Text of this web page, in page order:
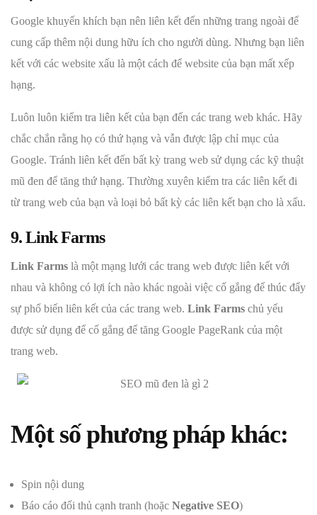
Google khuyến khích bạn nên liên kết đến những trang ngoài để
cung cấp thêm nội dung hữu ích cho người dùng. Nhưng bạn liên
kết với các website xấu là một cách để website của bạn mất xếp
hạng.
Luôn luôn kiểm tra liên kết của bạn đến các trang web khác. Hãy
chắc chắn rằng họ có thứ hạng và vẫn được lập chỉ mục của
Google. Tránh liên kết đến bất kỳ trang web sử dụng các kỹ thuật
mũ đen để tăng thứ hạng. Thường xuyên kiểm tra các liên kết đi
từ trang web của bạn và loại bỏ bất kỳ các liên kết bạn cho là xấu.
9. Link Farms
Link Farms là một mạng lưới các trang web được liên kết với
nhau và không có lợi ích nào khác ngoài việc cố gắng để thúc đẩy
sự phổ biến liên kết của các trang web. Link Farms chủ yếu
được sử dụng để cố gắng để tăng Google PageRank của một
trang web.
Một số phương pháp khác:
Spin nội dung
Báo cáo đối thủ cạnh tranh (hoặc Negative SEO)